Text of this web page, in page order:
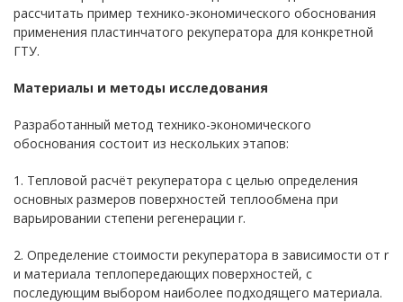
рассчитать пример технико-экономического обоснования
применения пластинчатого рекуператора для конкретной
ГТУ.
Материалы и методы исследования
Разработанный метод технико-экономического
обоснования состоит из нескольких этапов:
1. Тепловой расчёт рекуператора с целью определения
основных размеров поверхностей теплообмена при
варьировании степени регенерации r.
2. Определение стоимости рекуператора в зависимости от r
и материала теплопередающих поверхностей, с
последующим выбором наиболее подходящего материала.